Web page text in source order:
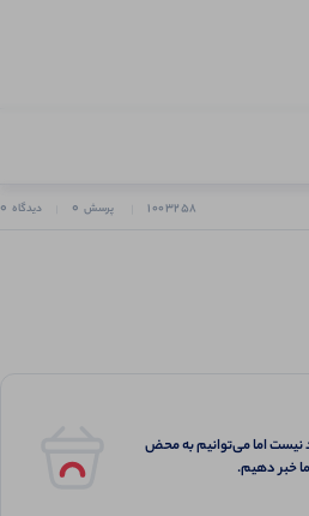
1003258 پرسش 0 دیدگاه 0
نیست اما می‌توانیم به محض
خبر دهیم.